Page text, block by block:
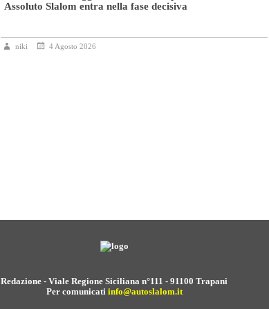
Assoluto Slalom entra nella fase decisiva
niki 4 Agosto 2026
Redazione - Viale Regione Siciliana n°111 - 91100 Trapani
Per comunicati info@autoslalom.it